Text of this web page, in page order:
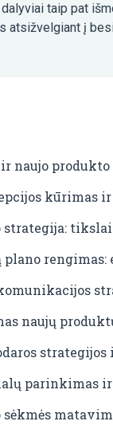
taip pat
atsižvelgiant į
naujo
kūrimas
strategija:
naujų
parinkimas
sėkmės